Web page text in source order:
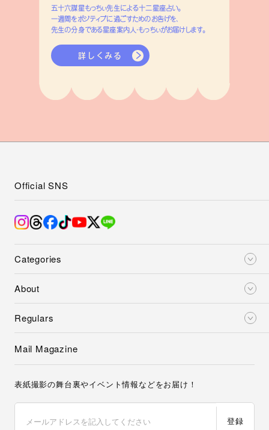
五十六謀星もっちぃ先生による十二星座占い。
一週間をポジティブに過ごすためのお告げを、
先生の分身である星座案内人・もっちぃがお届けします。
詳しくみる
Categories
About
Regulars
Official SNS
Mail Magazine
表紙撮影の舞台裏やイベント情報などをお届け！
登録